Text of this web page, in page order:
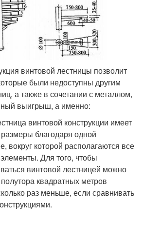
винтовой лестницы позволит
были недоступны другим
а также в сочетании с металлом,
выигрыш, а именно:
винтовой конструкции имеет
благодаря одной
вокруг которой располагаются все
Для того, чтобы
винтовой лестницей можно
квадратных метров
раз меньше, если сравнивать